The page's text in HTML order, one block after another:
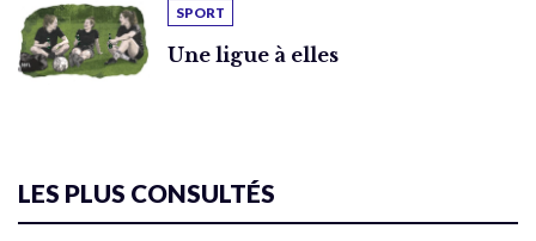
SPORT
Une ligue à elles
LES PLUS CONSULTÉS